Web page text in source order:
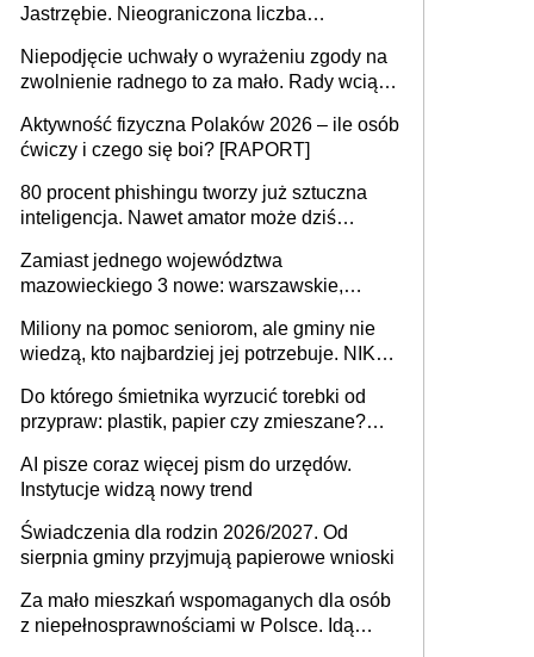
Jastrzębie. Nieograniczona liczba
Niepodjęcie uchwały o wyrażeniu zgody na
zwolnienie radnego to za mało. Rady wciąż
rozstrzygać sprawy
Aktywność fizyczna Polaków 2026 – ile osób
ćwiczy i czego się boi? [RAPORT]
80 procent phishingu tworzy już sztuczna
inteligencja. Nawet amator może dziś
Zamiast jednego województwa
mazowieckiego 3 nowe: warszawskie,
Europie nie ma tak dużych jednostek
stołecznych
Miliony na pomoc seniorom, ale gminy nie
wiedzą, kto najbardziej jej potrzebuje. NIK
Do którego śmietnika wyrzucić torebki od
przypraw: plastik, papier czy zmieszane?
AI pisze coraz więcej pism do urzędów.
Instytucje widzą nowy trend
Świadczenia dla rodzin 2026/2027. Od
sierpnia gminy przyjmują papierowe wnioski
Za mało mieszkań wspomaganych dla osób
z niepełnosprawnościami w Polsce. Idą